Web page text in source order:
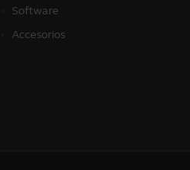
Software
Accesorios